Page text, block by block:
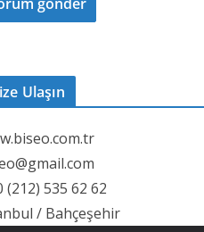
Ulaşın
(212) 535 62 62
/ Bahçeşehir